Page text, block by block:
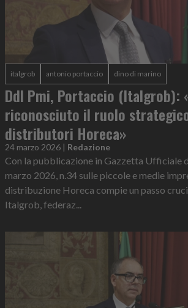
italgrob antonio portaccio dino di marino
Ddl Pmi, Portaccio (Italgrob):
riconosciuto il ruolo
distributori Horeca»
24 marzo 2026 | Redazione
Con la pubblicazione in Gazzetta Ufficiale
marzo 2026, n.34 sulle piccole e medie
distribuzione Horeca compie un passo
Italgrob, federaz...